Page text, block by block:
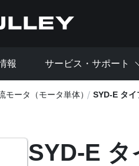
報 サービス・サポート
モータ（モータ単体） SYD-E タイ
SYD-E タ